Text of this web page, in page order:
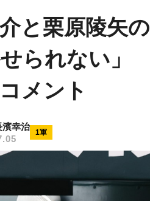
と栗原陵矢
られない
メント
濱幸治
1軍